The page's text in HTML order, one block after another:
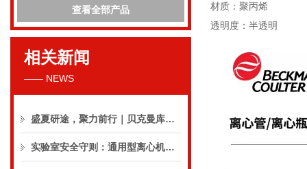
查看全部产品
相关新闻
—— NEWS
盛夏研途，聚力前行｜贝克曼库尔特生命科学8月活动预告
实验室安全守则：通用型离心机操作与保养的10个要点
材质：聚丙烯
透明度：半透明